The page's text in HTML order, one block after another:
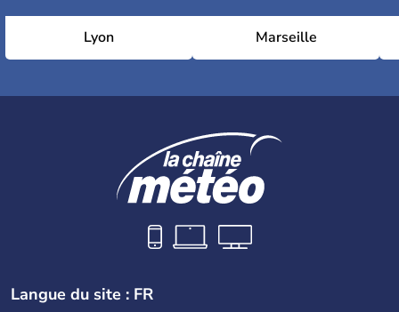
Lyon Marseille
Langue du site : FR